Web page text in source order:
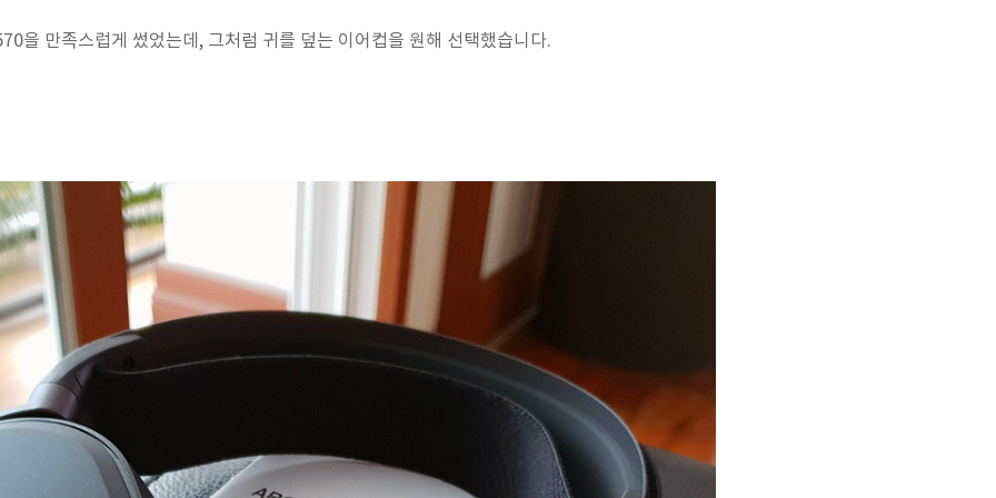
을 만족스럽게 썼었는데, 그처럼 귀를 덮는 이어컵을 원해 선택했습니다.